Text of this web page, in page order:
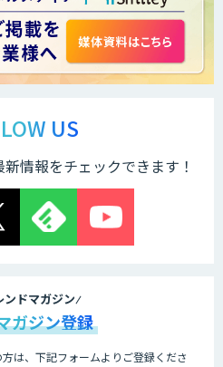
生成AIソリューション（受託開
コンサル）
発・導入支援
US
情報をチェックできます！
ンドマガジン
ガジン登録
は、下記フォームよりご登録くださ